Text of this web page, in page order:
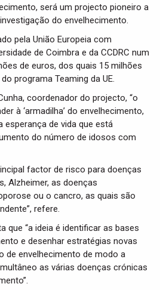
será um projecto pioneiro a
do envelhecimento.
pela União Europeia com
de Coimbra e da CCDRC num
de euros, dos quais 15 milhões
programa Teaming da UE.
coordenador do projecto, “o
à ‘armadilha’ do envelhecimento,
esperança de vida que está
do número de idosos com
factor de risco para doenças
Alzheimer, as doenças
ou o cancro, as quais são
refere.
que “a ideia é identificar as bases
e desenhar estratégias novas
de envelhecimento de modo a
as várias doenças crónicas